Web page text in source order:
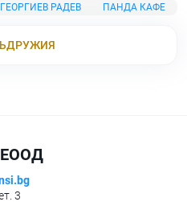
РАДЕВ ПАНДА КАФЕ
ЕООД
3